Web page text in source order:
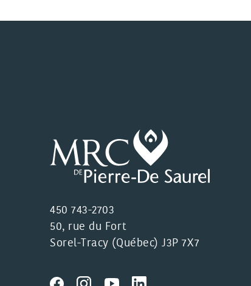
450 743-2703
50, rue du Fort
Sorel-Tracy (Québec) J3P 7X7